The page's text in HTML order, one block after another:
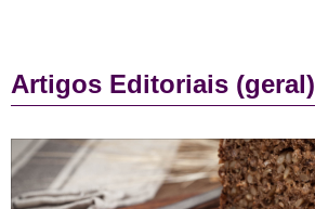
Artigos Editoriais (geral)